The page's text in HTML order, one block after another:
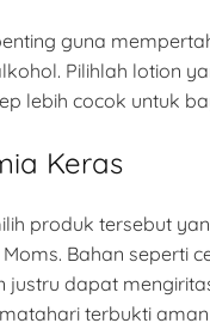
guna
Pilihlah lotion
lebih cocok untuk
Keras
produk tersebut
Bahan
dapat
terbukti